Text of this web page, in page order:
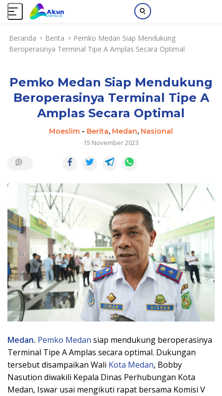
Beranda Berita
Pemko Medan Siap Mendukung
Beroperasinya Terminal Tipe A Amplas Secara Optimal
Pemko Medan Siap Mendukung
Beroperasinya Terminal Tipe A
Amplas Secara Optimal
Moeslim - Berita, Medan, Nasional
15 November 2023
Medan. Pemko Medan siap mendukung beroperasinya
Terminal Tipe A Amplas secara optimal. Dukungan
tersebut disampaikan Wali Kota Medan, Bobby
Nasution diwakili Kepala Dinas Perhubungan Kota
Medan, Iswar usai mengikuti rapat bersama Komisi V